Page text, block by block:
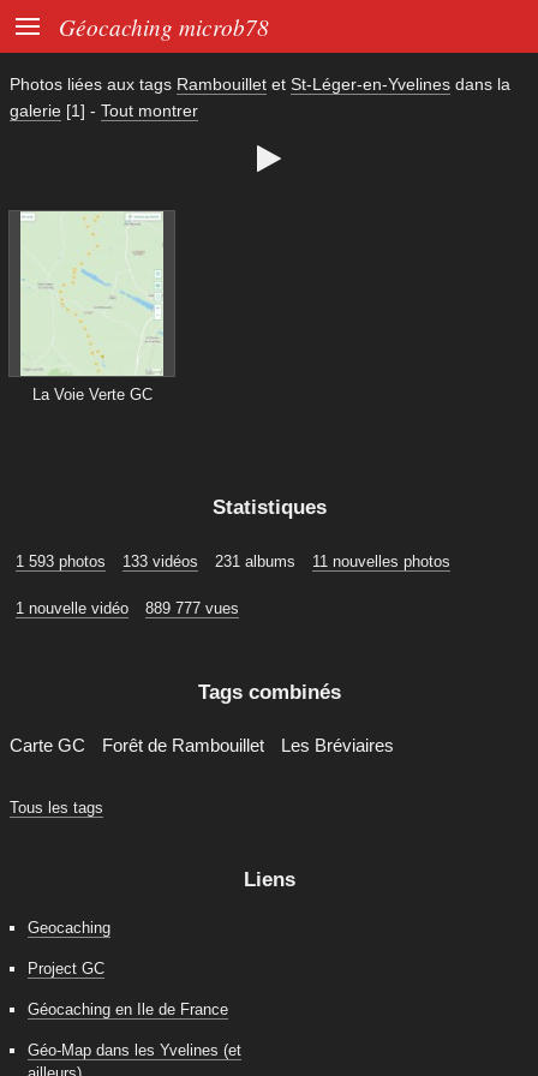
 Géocaching microb78
Photos liées aux tags Rambouillet et St-Léger-en-Yvelines dans la
galerie [1] - Tout montrer

La Voie Verte GC
Statistiques
1 593 photos 133 vidéos 231 albums 11 nouvelles photos
1 nouvelle vidéo 889 777 vues
Tags combinés
Carte GC Forêt de Rambouillet Les Bréviaires
Tous les tags
Liens
Geocaching
Project GC
Géocaching en Ile de France
Géo-Map dans les Yvelines (et